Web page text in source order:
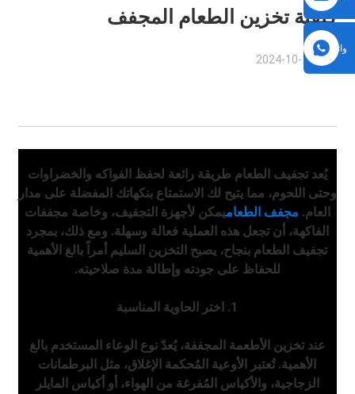
إلكتروني
واتساب
كيفية تخزين الطعام المجفف
2024-10-15
يُعد تجفيف الطعام طريقة رائعة لحفظ الفواكه والخضراوات
وحتى اللحوم، مما يتيح لك الاستمتاع بنكهاتك المفضلة على مدار
العام. مجفف الطعاميمكن لأجهزة التجفيف، وخاصة مجففات
الفاكهة، أن تجعل هذه العملية فعالة وسهلة. ومع ذلك، بمجرد
تجفيف الطعام بنجاح، يصبح التخزين السليم أمراً بالغ الأهمية
للحفاظ على جودته وإطالة مدة صلاحيته.
1. اختر الحاوية المناسبة
عند تخزين الأطعمة المجففة، يُعدّ نوع الوعاء المستخدم بالغ
الأهمية. تُعتبر الأوعية المُحكمة الإغلاق، مثل البرطمانات
الزجاجية، والأكياس المُفرغة من الهواء، أو أكياس المايلر